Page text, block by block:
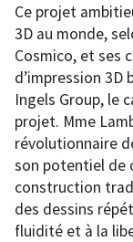
Ce projet
3D au monde,
Cosmico, et ses
d’impression 3D
Ingels Group, le
projet. Mme
révolutionnaire
son potentiel de
construction
des dessins
fluidité et à la